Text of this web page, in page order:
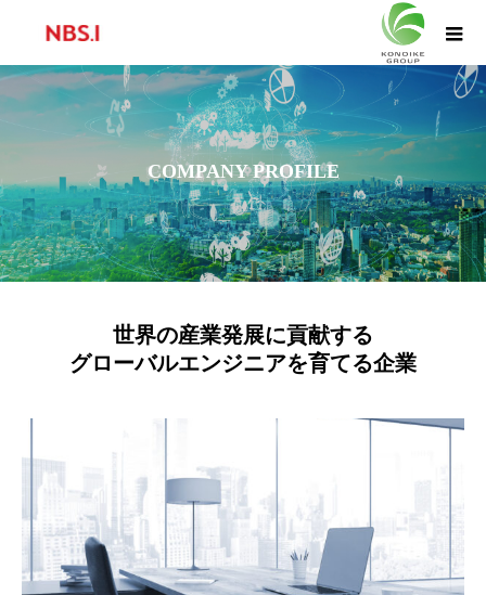
COMPANY PROFILE
COMPANY PROFILE
世界の産業発展に貢献する
グローバルエンジニアを育てる企業